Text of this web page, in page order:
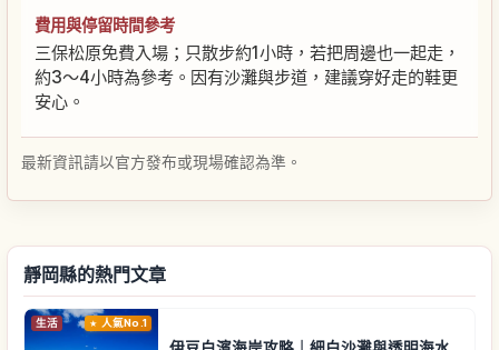
費用與停留時間參考
三保松原免費入場；只散步約1小時，若把周邊也一起走，
約3〜4小時為參考。因有沙灘與步道，建議穿好走的鞋更
安心。
最新資訊請以官方發布或現場確認為準。
靜岡縣的熱門文章
生活 人氣No.1